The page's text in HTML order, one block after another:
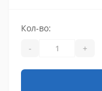
Кол-во:
- +